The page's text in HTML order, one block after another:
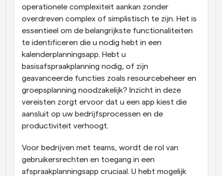
operationele complexiteit aankan zonder
overdreven complex of simplistisch te zijn. Het is
essentieel om de belangrijkste functionaliteiten
te identificeren die u nodig hebt in een
kalenderplanningsapp. Hebt u
basisafspraakplanning nodig, of zijn
geavanceerde functies zoals resourcebeheer en
groepsplanning noodzakelijk? Inzicht in deze
vereisten zorgt ervoor dat u een app kiest die
aansluit op uw bedrijfsprocessen en de
productiviteit verhoogt.
Voor bedrijven met teams, wordt de rol van
gebruikersrechten en toegang in een
afspraakplanningsapp cruciaal. U hebt mogelijk